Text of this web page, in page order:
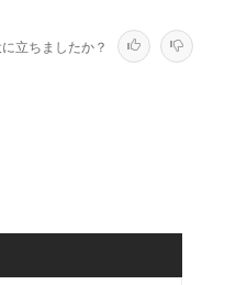
立ちましたか？